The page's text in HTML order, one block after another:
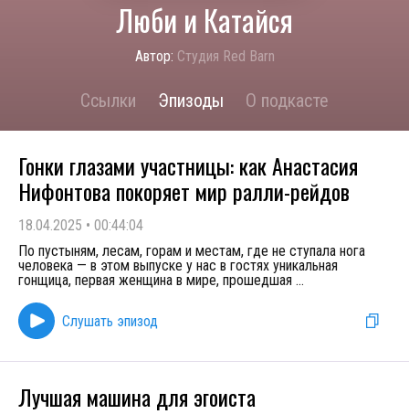
Люби и Катайся
Автор: Студия Red Barn
Ссылки Эпизоды О подкасте
Гонки глазами участницы: как Анастасия
Нифонтова покоряет мир ралли-рейдов
18.04.2025 • 00:44:04
По пустыням, лесам, горам и местам, где не ступала нога
человека — в этом выпуске у нас в гостях уникальная
гонщица, первая женщина в мире, прошедшая ...
Слушать эпизод
Лучшая машина для эгоиста